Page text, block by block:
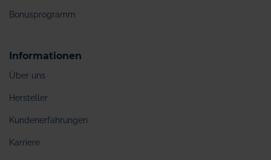
Bonusprogramm
Informationen
Über uns
Hersteller
Kundenerfahrungen
Karriere